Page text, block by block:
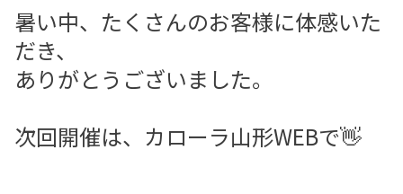
暑い中、たくさんのお客様に体感いた
だき、
ありがとうございました。
次回開催は、カローラ山形WEBで👋